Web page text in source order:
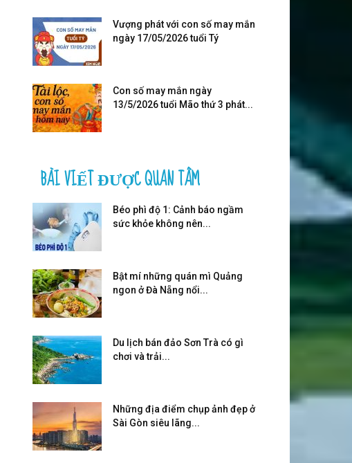
Vượng phát với con số may mắn
ngày 17/05/2026 tuổi Tý
Con số may mắn ngày
13/5/2026 tuổi Mão thứ 3 phát...
BÀI VIẾT ĐƯỢC QUAN TÂM
Béo phì độ 1: Cảnh báo ngầm
sức khỏe không nên...
Bật mí những quán mì Quảng
ngon ở Đà Nẵng nổi...
Du lịch bán đảo Sơn Trà có gì
chơi và trải...
Những địa điểm chụp ảnh đẹp ở
Sài Gòn siêu lãng...